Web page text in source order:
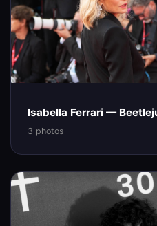
Isabella Ferrari —
3 photos